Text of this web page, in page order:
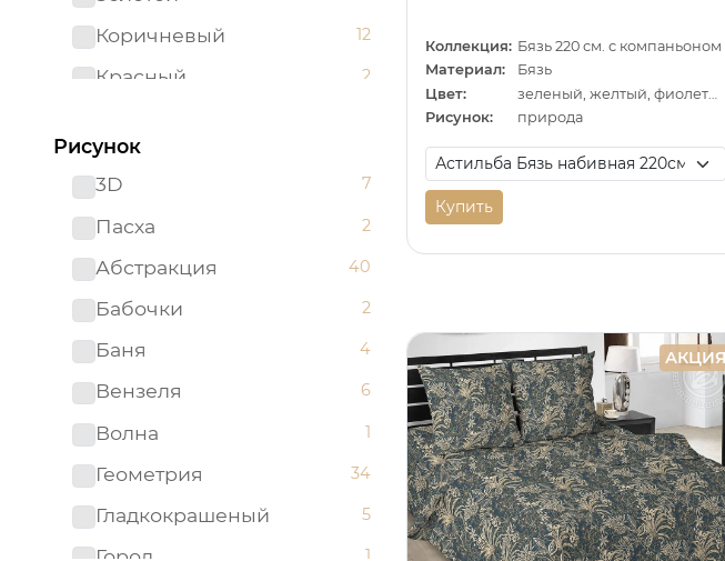
Коричневый 12
Красный 2
Мятный
Оранжевый
Розовый
Светло-бирюзовый
Серый
Синий
Сиреневый
Темно-синий
Фиолетовый
Черный
Рисунок
3D
7
Пасха 2
Абстракция 40
Бабочки 2
Баня 4
Вензеля 6
Волна 1
Геометрия 34
Гладкокрашеный 5
Город 1
Коллекция: Бязь 220 см. с компаньоном
Материал:
Бязь
Цвет:
Рисунок:
природа
Купить
АКЦИЯ